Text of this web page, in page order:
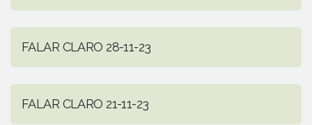
FALAR CLARO 28-11-23
FALAR CLARO 21-11-23